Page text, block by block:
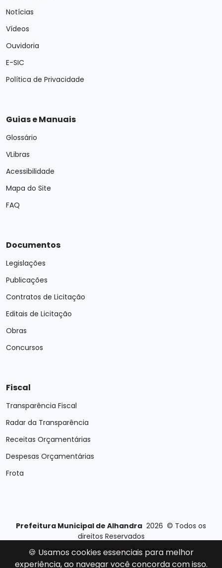
Notícias
Vídeos
Ouvidoria
E-SIC
Política de Privacidade
Guias e Manuais
Glossário
VLibras
Acessibilidade
Mapa do Site
FAQ
Documentos
Legislações
Publicações
Contratos de Licitação
Editais de Licitação
Obras
Concursos
Fiscal
Transparência Fiscal
Radar da Transparência
Receitas Orçamentárias
Despesas Orçamentárias
Frota
Prefeitura Municipal de Alhandra 2026 © Todos os
direitos Reservados
Desenvolvido porE-Ticons| Versão: 2.4.1
🍪 Usamos cookies essenciais para melhor
experiência, ao navegar você concorda com isso.